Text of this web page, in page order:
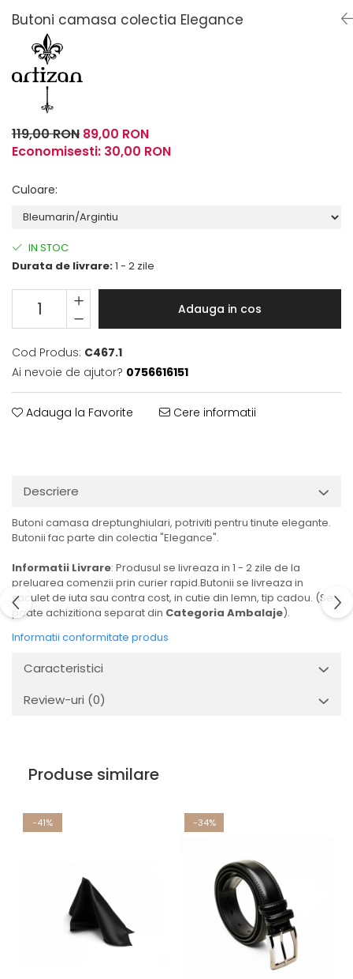
Fulare / Esarfe
Butoni camasa colectia Elegance
119,00 RON 89,00 RON
Economisesti: 30,00 RON
Culoare:
IN STOC
Durata de livrare:1 - 2 zile
Adauga in cos
Cod Produs: C467.1
Ai nevoie de ajutor? 0756616151
Adauga la Favorite Cere informatii
Descriere
Butoni camasa dreptunghiulari, potriviti pentru tinute elegante.
Butonii fac parte din colectia "Elegance".
Informatii Livrare: Produsul se livreaza in 1 - 2 zile de la
preluarea comenzii prin curier rapid.Butonii se livreaza in
saculet de iuta sau contra cost, in cutie din lemn, tip cadou. (Se
poate achizitiona separat din Categoria Ambalaje).
Informatii conformitate produs
Caracteristici
Review-uri (0)
Produse similare
-41% -34%